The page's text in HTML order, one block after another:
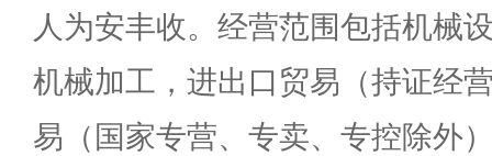
人为安丰收。经营范围包括机械
机械加工，进出口贸易（持证经
易（国家专营、专卖、专控除外